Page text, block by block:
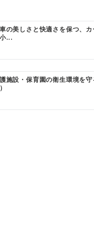
の美しさと快適さを保つ、
...
施設・保育園の衛生環境を